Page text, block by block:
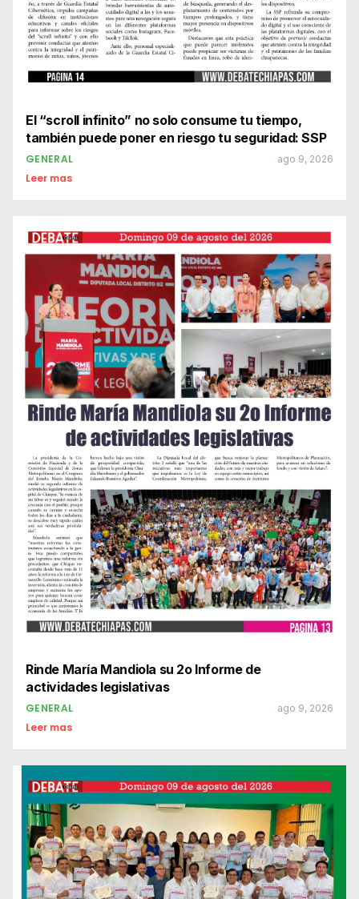
El “scroll infinito” no solo consume tu tiempo,
también puede poner en riesgo tu seguridad: SSP
GENERAL ago 9, 2026
Leer mas
Rinde María Mandiola su 2o Informe de
actividades legislativas
GENERAL ago 9, 2026
Leer mas